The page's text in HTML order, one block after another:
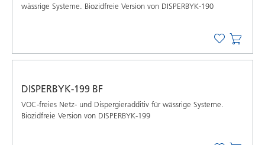
wässrige Systeme. Biozidfreie Version von DISPERBYK-190
DISPERBYK-199 BF
VOC-freies Netz- und Dispergieradditiv für wässrige Systeme.
Biozidfreie Version von DISPERBYK-199